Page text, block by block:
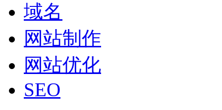
域名
网站制作
网站优化
SEO